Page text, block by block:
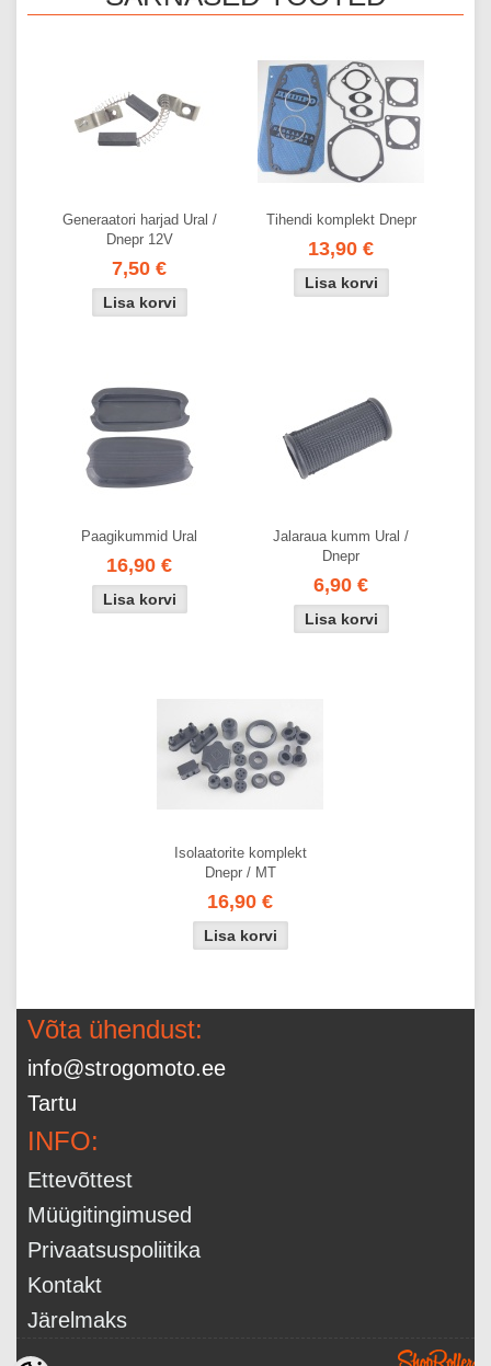
Generaatori harjad Ural /
Dnepr 12V
7,50 €
Tihendi komplekt Dnepr
13,90 €
Paagikummid Ural
16,90 €
Jalaraua kumm Ural /
Dnepr
6,90 €
Isolaatorite komplekt
Dnepr / MT
16,90 €
Võta ühendust:
info@strogomoto.ee
Tartu
INFO:
Ettevõttest
Müügitingimused
Privaatsuspoliitika
Kontakt
Järelmaks